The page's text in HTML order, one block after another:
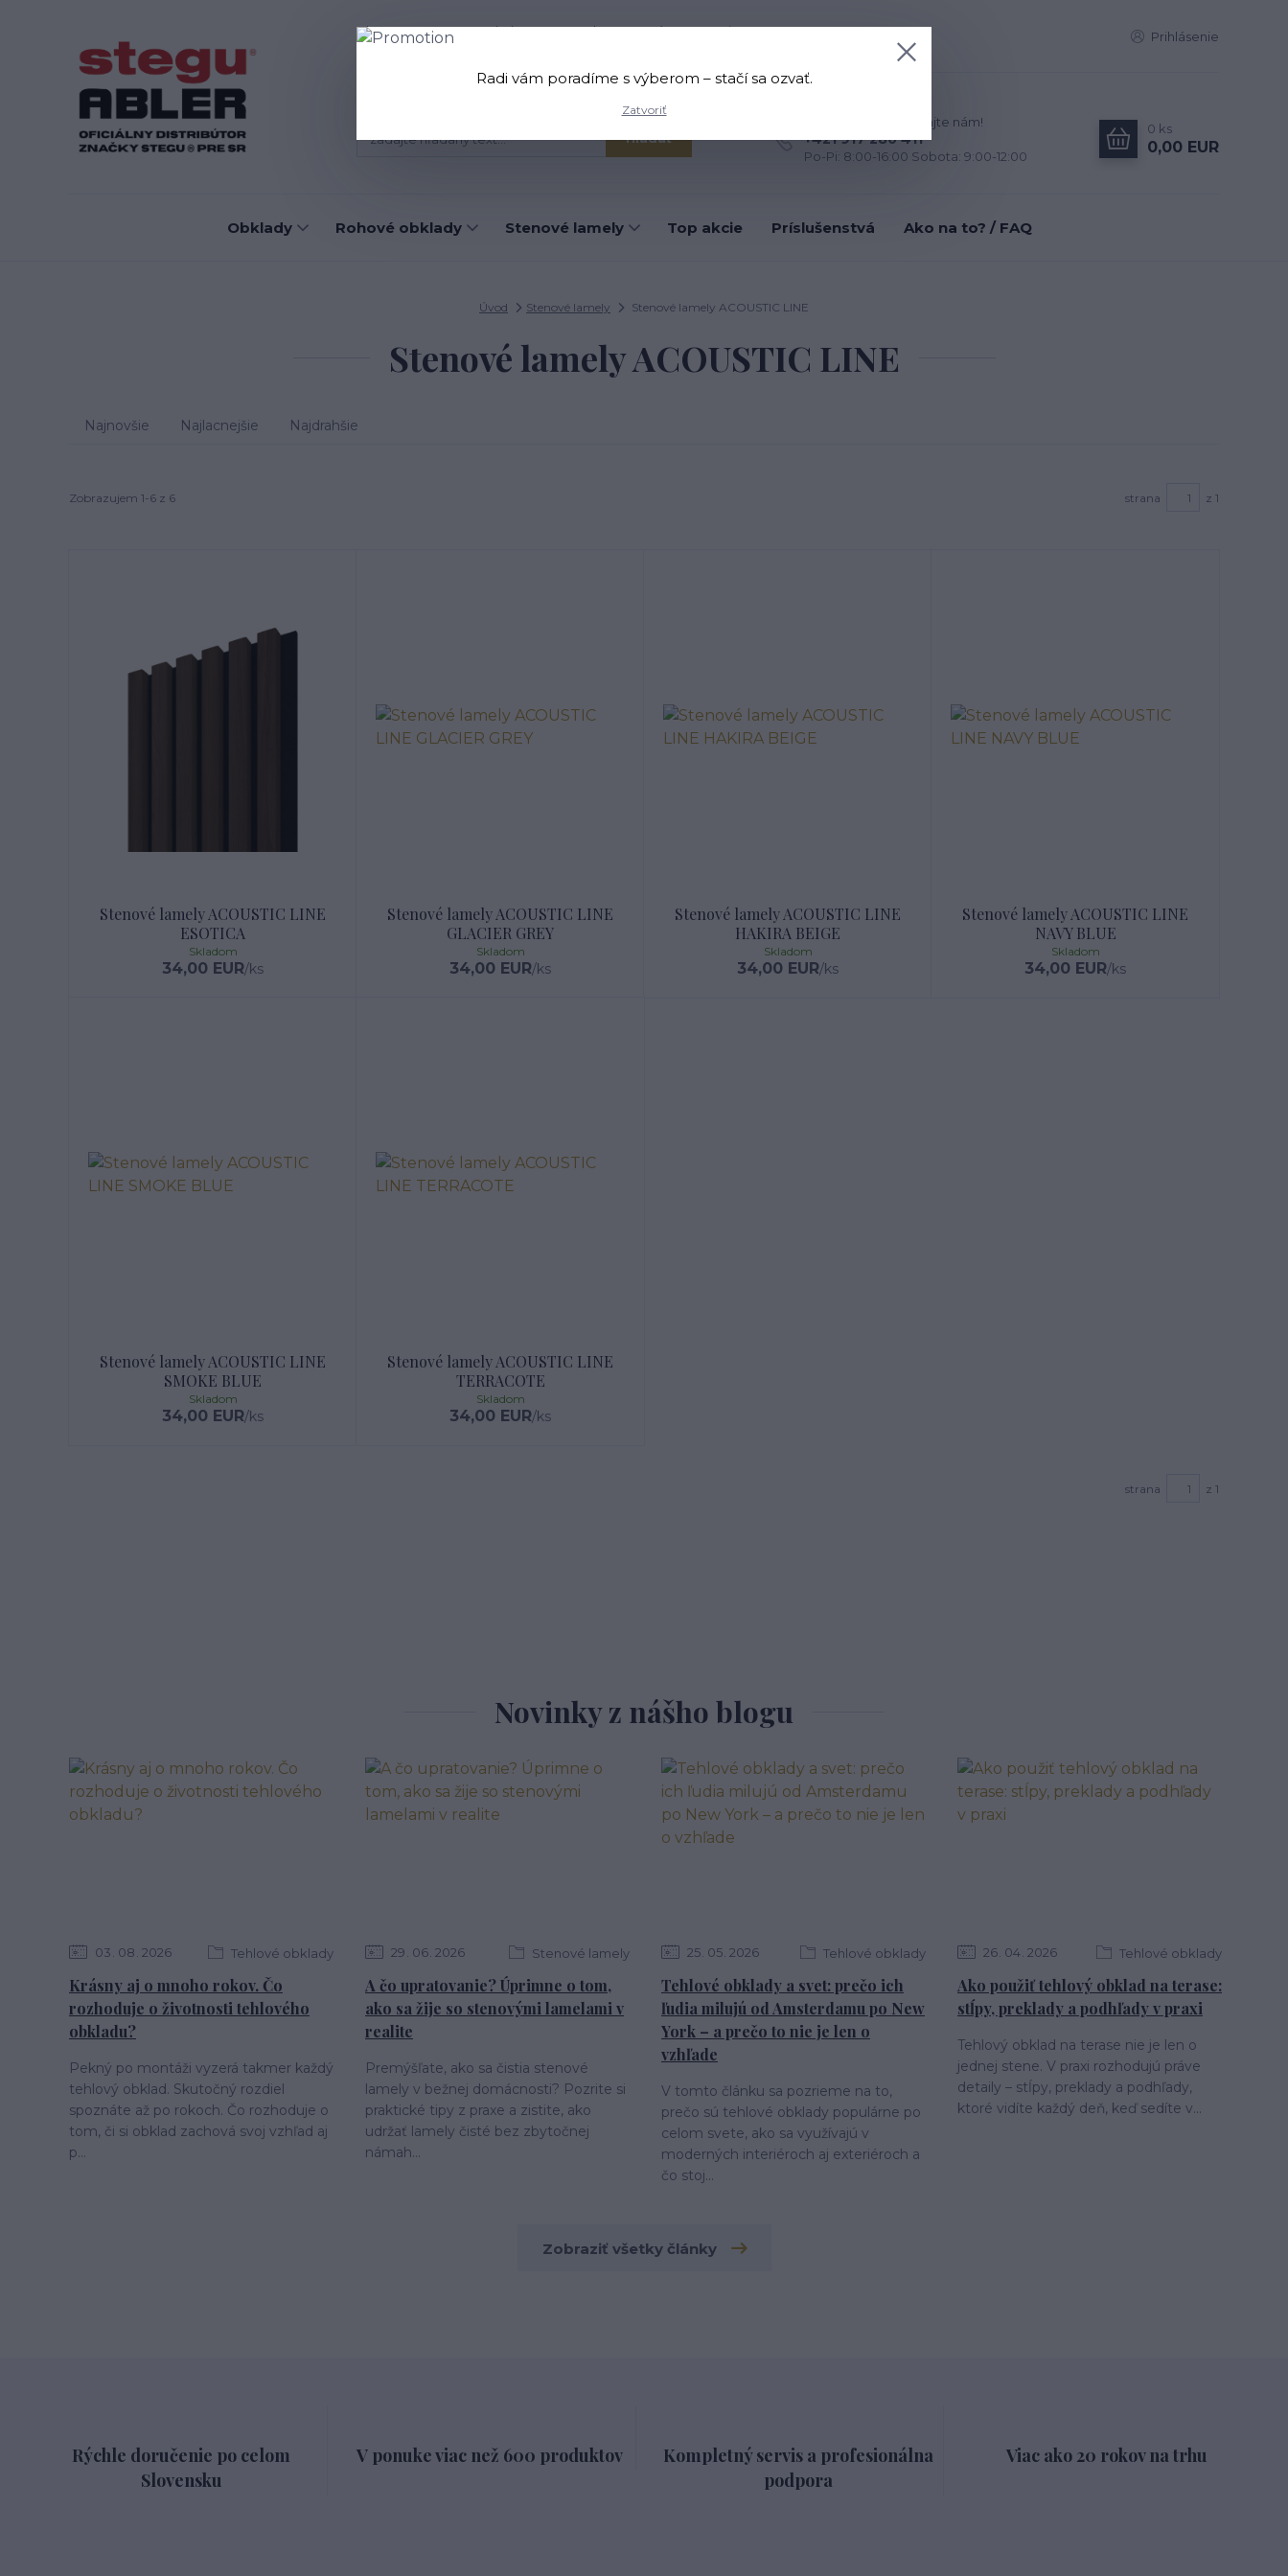
Blog Doprava a platba Kontakt O nás Viac Prihlásenie
Hľadať
Máte otázky? Zavolajte nám!
+421 917 280 411
Po-Pi: 8:00-16:00 Sobota: 9:00-12:00
0 ks
0,00 EUR
Obklady Rohové obklady Stenové lamely Top akcie Príslušenstvá Ako na to? / FAQ
Úvod Stenové lamely Stenové lamely ACOUSTIC LINE
Stenové lamely ACOUSTIC LINE
Najnovšie Najlacnejšie Najdrahšie
Zobrazujem 1-6 z 6 strana z 1
Stenové lamely ACOUSTIC LINE
ESOTICA
34,00 EUR/ks
Skladom
Stenové lamely ACOUSTIC LINE
GLACIER GREY
34,00 EUR/ks
Skladom
Stenové lamely ACOUSTIC LINE
HAKIRA BEIGE
34,00 EUR/ks
Skladom
Stenové lamely ACOUSTIC LINE
NAVY BLUE
34,00 EUR/ks
Skladom
Stenové lamely ACOUSTIC LINE
SMOKE BLUE
34,00 EUR/ks
Skladom
Stenové lamely ACOUSTIC LINE
TERRACOTE
34,00 EUR/ks
Skladom
strana z 1
Novinky z nášho blogu
03 08 2026 Tehlové obklady
Krásny aj o mnoho rokov. Čo
rozhoduje o životnosti tehlového
obkladu?
Pekný po montáži vyzerá takmer každý
tehlový obklad. Skutočný rozdiel
spoznáte až po rokoch. Čo rozhoduje o
tom, či si obklad zachová svoj vzhľad aj
p...
29 06 2026 Stenové lamely
A čo upratovanie? Úprimne o tom,
ako sa žije so stenovými lamelami v
realite
Premýšľate, ako sa čistia stenové
lamely v bežnej domácnosti? Pozrite si
praktické tipy z praxe a zistite, ako
udržať lamely čisté bez zbytočnej
námah...
25 05 2026 Tehlové obklady
Tehlové obklady a svet: prečo ich
ľudia milujú od Amsterdamu po New
York – a prečo to nie je len o
vzhľade
V tomto článku sa pozrieme na to,
prečo sú tehlové obklady populárne po
celom svete, ako sa využívajú v
moderných interiéroch aj exteriéroch a
čo stoj...
26 04 2026 Tehlové obklady
Ako použiť tehlový obklad na terase:
stĺpy, preklady a podhľady v praxi
Tehlový obklad na terase nie je len o
jednej stene. V praxi rozhodujú práve
detaily – stĺpy, preklady a podhľady,
ktoré vidíte každý deň, keď sedíte v...
Zobraziť všetky články
Rýchle doručenie po celom
Slovensku
V ponuke viac než 600 produktov
Kompletný servis a profesionálna
podpora
Viac ako 20 rokov na trhu
Radi vám poradíme s výberom – stačí sa ozvať.
Zatvoriť